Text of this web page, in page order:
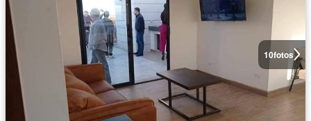
10fotos